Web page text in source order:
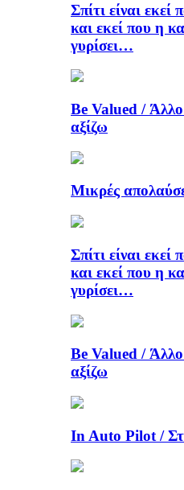
Σπίτι είναι εκεί
και εκεί που η
γυρίσει…
Be Valued /
αξίζω
Μικρές
Σπίτι είναι εκεί
και εκεί που η
γυρίσει…
Be Valued /
αξίζω
In Auto Pilot /